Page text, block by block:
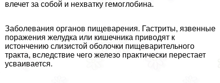
влечет за собой и нехватку гемоглобина.
Заболевания органов пищеварения. Гастриты, язвенные
поражения желудка или кишечника приводят к
истончению слизистой оболочки пищеварительного
тpaкта, вследствие чего железо пpaктически перестает
усваивается.